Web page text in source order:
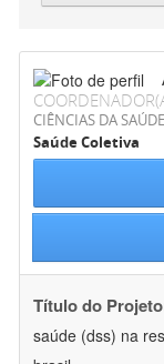
CIÊNCIAS DA SAÚDE
Saúde Coletiva
Título do
saúde (dss) na